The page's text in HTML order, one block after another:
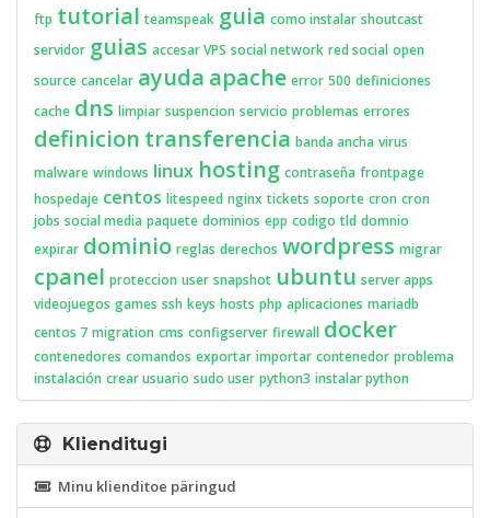
ftp tutorial teamspeak guia como instalar shoutcast
servidor guias accesar VPS social network red social open
source cancelar ayuda apache error 500 definiciones
cache dns limpiar suspencion servicio problemas errores
definicion transferencia banda ancha virus
malware windows linux hosting contraseña frontpage
hospedaje centos litespeed nginx tickets soporte cron cron
jobs social media paquete dominios epp codigo tld domnio
expirar dominio reglas derechos wordpress migrar
cpanel proteccion user snapshot ubuntu server apps
videojuegos games ssh keys hosts php aplicaciones mariadb
centos 7 migration cms configserver firewall docker
contenedores comandos exportar importar contenedor problema
instalación crear usuario sudo user python3 instalar python
Klienditugi
Minu klienditoe päringud